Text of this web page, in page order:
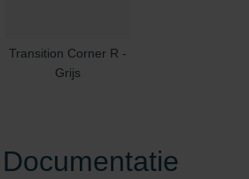
Transition Corner R -
Grijs
Documentatie